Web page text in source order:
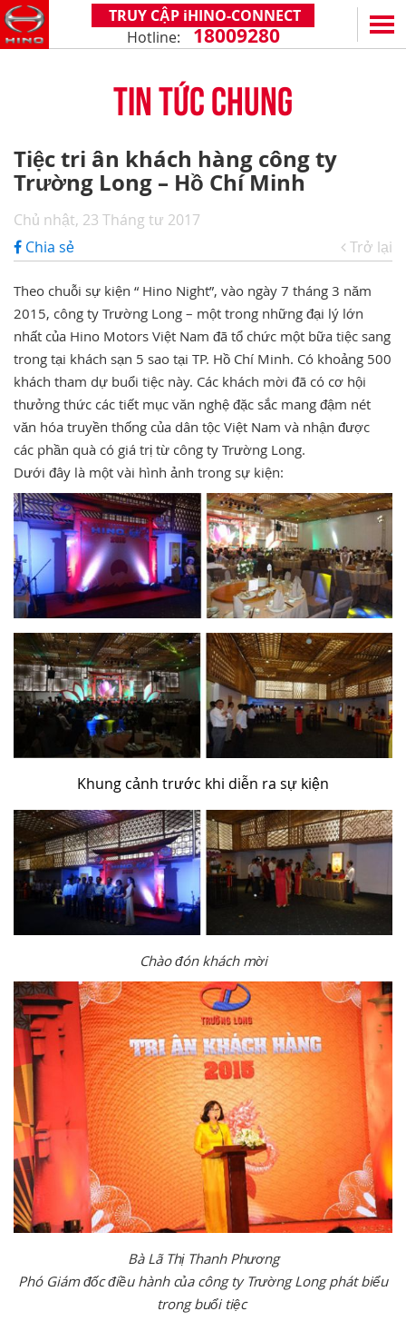
TRUY CẬP iHINO-CONNECT
Hotline: 18009280
(Tải trọng: 1,8 - 4,4 tấn)
XZU650 - 4,99 TẤN (CABIN TIÊU CHUẨN)
XZU710 - 5,5 TẤN (CABIN RỘNG)
XZU720 - 7,5 TẤN (CABIN RỘNG)
XZU730 - 8,5 TẤN (CABIN RỘNG)
SERIES 500
SERIES 700
(KL kéo theo: 39 tấn)
SS2P 6X4 - 413 PS
DỊCH VỤ VÀ PHỤ TÙNG
CHÍNH SÁCH BẢO HÀNH
PHỤ TÙNG CHÍNH HÃNG
HỖ TRỢ TỔNG THỂ
DỊCH VỤ TÀI CHÍNH HINO
ĐẠI LÝ
HỆ THỐNG ĐẠI LÝ
TIN TỨC
TIN TỨC CHUNG
CÂU HỎI THƯỜNG GẶP
CHIA SẺ TỪ KHÁCH HÀNG
THỦ THUẬT LÁI XE
VỀ CHÚNG TÔI
HINO MOTORS VIỆT NAM
CHẶNG ĐƯỜNG
CÔNG NGHỆ
TUYỂN DỤNG
HOẠT ĐỘNG CỘNG ĐỒNG
LIÊN HỆ
TIN TỨC CHUNG
Tiệc tri ân khách hàng công ty
Trường Long – Hồ Chí Minh
Chủ nhật, 23 Tháng tư 2017
Chia sẻ
Trở lại
Theo chuỗi sự kiện “ Hino Night”, vào ngày 7 tháng 3 năm
2015, công ty Trường Long – một trong những đại lý lớn
nhất của Hino Motors Việt Nam đã tổ chức một bữa tiệc sang
trong tại khách sạn 5 sao tại TP. Hồ Chí Minh. Có khoảng 500
khách tham dự buổi tiệc này. Các khách mời đã có cơ hội
thưởng thức các tiết mục văn nghệ đặc sắc mang đậm nét
văn hóa truyền thống của dân tộc Việt Nam và nhận được
các phần quà có giá trị từ công ty Trường Long.
Dưới đây là một vài hình ảnh trong sự kiện:
Khung cảnh trước khi diễn ra sự kiện
Chào đón khách mời
Bà Lã Thị Thanh Phương
Phó Giám đốc điều hành của công ty Trường Long phát biểu
trong buổi tiệc